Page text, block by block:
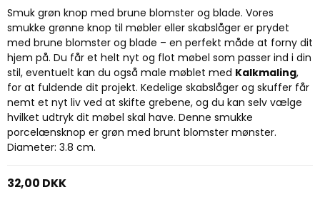
Smuk grøn knop med brune blomster og blade. Vores
smukke grønne knop til møbler eller skabslåger er prydet
med brune blomster og blade – en perfekt måde at forny dit
hjem på. Du får et helt nyt og flot møbel som passer ind i din
stil, eventuelt kan du også male møblet med Kalkmaling,
for at fuldende dit projekt. Kedelige skabslåger og skuffer får
nemt et nyt liv ved at skifte grebene, og du kan selv vælge
hvilket udtryk dit møbel skal have. Denne smukke
porcelænsknop er grøn med brunt blomster mønster.
Diameter: 3.8 cm.
32,00 DKK